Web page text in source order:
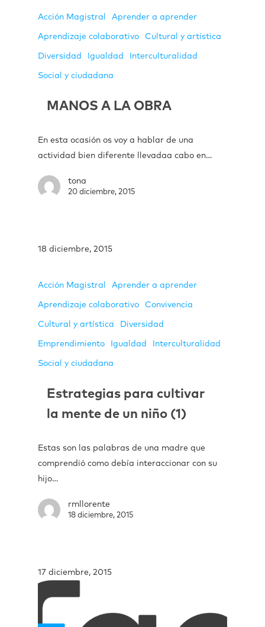
Acción Magistral Aprender a aprender
Aprendizaje colaborativo Cultural y artística
Diversidad Igualdad Interculturalidad
Social y ciudadana
MANOS A LA OBRA
En esta ocasión os voy a hablar de una
actividad bien diferente llevadaa cabo en…
tona
20 diciembre, 2015
18 diciembre, 2015
Acción Magistral Aprender a aprender
Aprendizaje colaborativo Convivencia
Cultural y artística Diversidad
Emprendimiento Igualdad Interculturalidad
Social y ciudadana
Estrategias para cultivar
la mente de un niño (1)
Estas son las palabras de una madre que
comprendió como debía interaccionar con su
hijo…
rmllorente
18 diciembre, 2015
17 diciembre, 2015